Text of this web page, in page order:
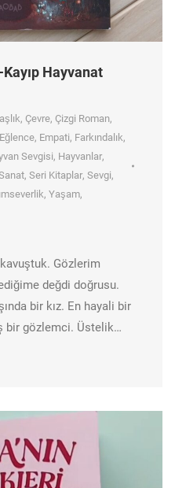
Hayvanat
, Çevre, Çizgi Roman,
Eğlence, Empati, Farkındalık,
Sevgisi, Hayvanlar,
, Seri Kitaplar, Sevgi,
, Yaşam,
Gözlerim
değdi doğrusu.
bir kız. En hayali bir
bir gözlemci. Üstelik…